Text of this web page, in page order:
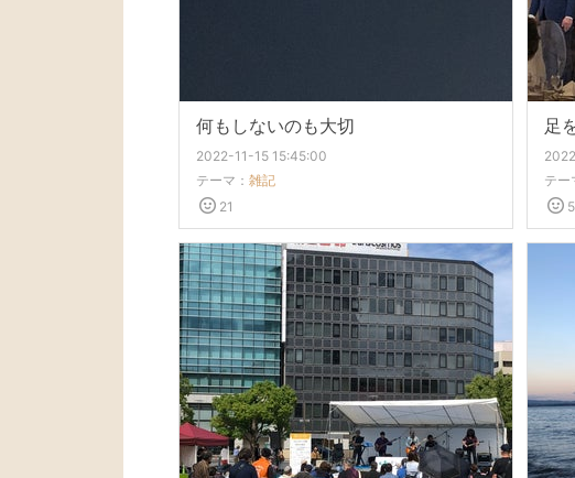
何もしないのも大切
2022-11-15 15:45:00
テーマ： 雑記
21
テー
5